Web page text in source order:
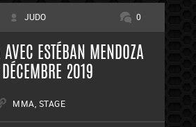
JUDO 0
ESTÉBAN MENDOZA
2019
MMA STAGE